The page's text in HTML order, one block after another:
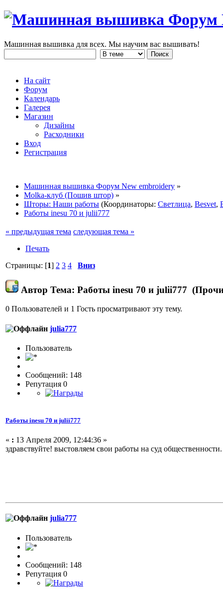
Машинная вышивка для всех. Мы научим вас вышивать!
На сайт
Форум
Календарь
Галерея
Магазин
Дизайны
Расходники
Вход
Регистрация
Машинная вышивка Форум New embroidery »
Molka-клуб (Пошив штор) »
Шторы: Наши работы (Координаторы: Светлица, Besvet,
Работы inesu 70 и julii777
« предыдущая тема следующая тема »
Печать
Страницы: [1] 2 3 4 Вниз
Автор Тема: Работы inesu 70 и julii777
0 Пользователей и 1 Гость просматривают эту тему.
julia777
Пользовaтeль
Сообщений: 148
Репутация 0
Работы inesu 70 и julii777
« : 13 Апреля 2009, 12:44:36 »
здравствуйте! выстовляем свои работы на суд общественности.
julia777
Пользовaтeль
Сообщений: 148
Репутация 0